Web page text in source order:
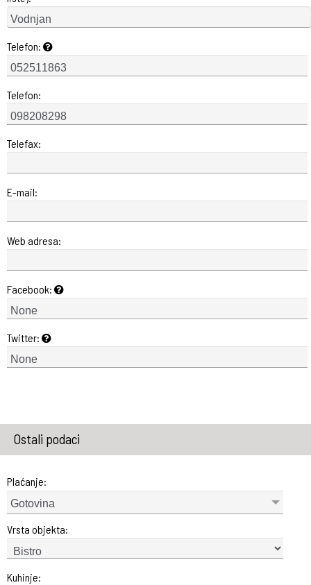
Telefon:
Telefon:
Telefax:
E-mail:
Web adresa:
Facebook:
Twitter:
Ostali podaci
Plaćanje:
Gotovina
Vrsta objekta:
Kuhinje: